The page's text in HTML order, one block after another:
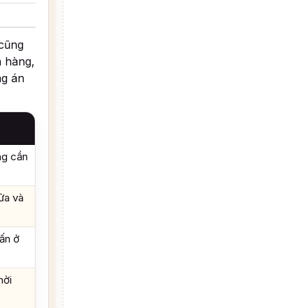
hàng,
án
cần
và
ở